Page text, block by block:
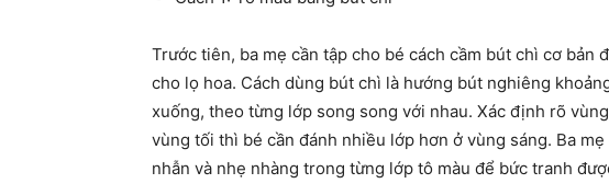
Trước tiên, ba mẹ cần tập cho bé cách cầm bút chì cơ bản
cho lọ hoa. Cách dùng bút chì là hướng bút nghiêng
xuống, theo từng lớp song song với nhau. Xác định rõ
vùng tối thì bé cần đánh nhiều lớp hơn ở vùng sáng. Ba
nhẫn và nhẹ nhàng trong từng lớp tô màu để bức tranh